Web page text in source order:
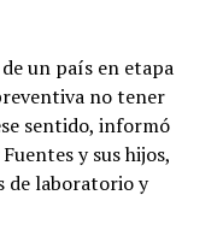
un país en etapa
no tener
sentido, informó
y sus hijos,
de laboratorio y